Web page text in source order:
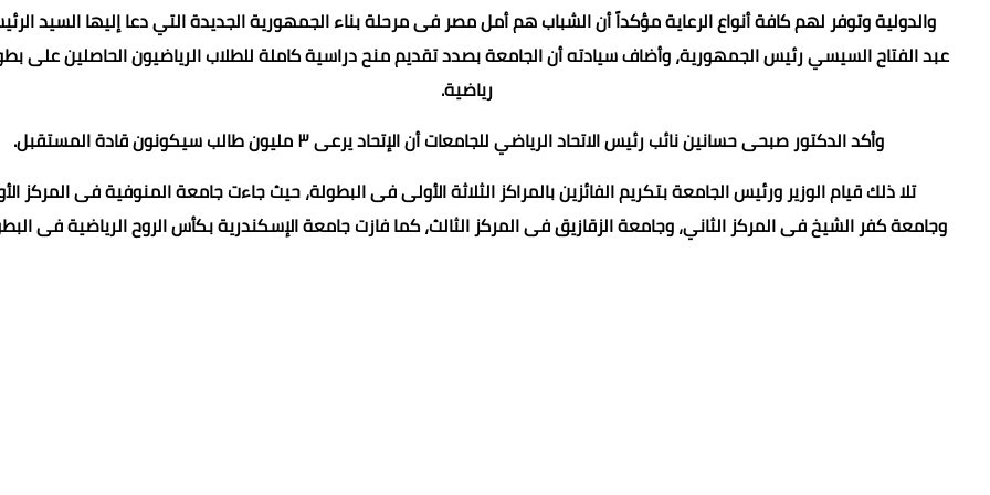
والدولية وتوفر لهم كافة أنواع الرعاية مؤكداً أن الشباب هم أمل مصر فى مرحلة بناء الجمهورية الجديدة التي دعا إليها السيد
عبد الفتاح السيسي رئيس الجمهورية، وأضاف سيادته أن الجامعة بصدد تقديم منح دراسية كاملة للطلاب الرياضيون الحاصلين على
رياضية.
وأكد الدكتور صبحى حسانين نائب رئيس الاتحاد الرياضي للجامعات أن الإتحاد يرعى ٣ مليون طالب سيكونون قادة المستقبل.
تلا ذلك قيام الوزير ورئيس الجامعة بتكريم الفائزين بالمراكز الثلاثة الأولى فى البطولة، حيث جاءت جامعة المنوفية فى المركز
وجامعة كفر الشيخ فى المركز الثاني، وجامعة الزقازيق فى المركز الثالث، كما فازت جامعة الإسكندرية بكأس الروح الرياضية فى